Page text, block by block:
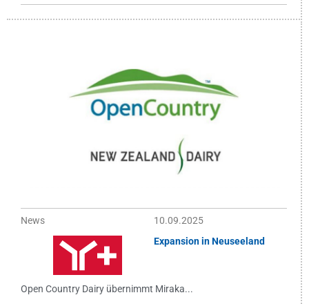
News
10.09.2025
Expansion in Neuseeland
Open Country Dairy übernimmt Miraka...